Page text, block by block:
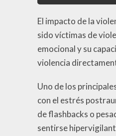
El impacto de la
sido víctimas de
emocional y su
violencia
Uno de los
con el estrés
de flashbacks o
sentirse